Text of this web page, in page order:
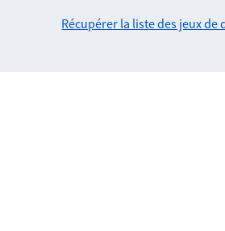
Récupérer la liste des jeux de